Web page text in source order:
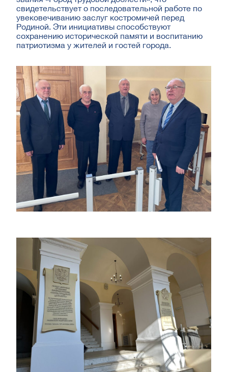
свидетельствует о последовательной работе по
увековечиванию заслуг костромичей перед
Родиной. Эти инициативы способствуют
сохранению исторической памяти и воспитанию
патриотизма у жителей и гостей города.